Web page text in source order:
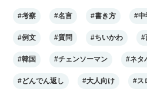
#考察 #名言 #書き方 #中
#例文 #質問 #ちいかわ #
#韓国 #チェンソーマン #ネタ
#どんでん返し #大人向け #ス